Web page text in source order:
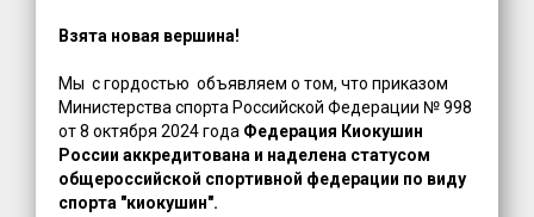
Взята новая вершина!
Мы с гордостью объявляем о том, что приказом
Министерства спорта Российской Федерации № 998
от 8 октября 2024 года Федерация Киокушин
России аккредитована и наделена статусом
общероссийской спортивной федерации по виду
спорта "киокушин".